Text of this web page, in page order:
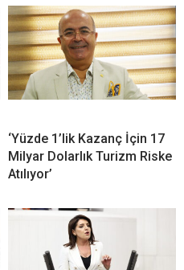
‘Yüzde 1’lik Kazanç İçin 17
Milyar Dolarlık Turizm Riske
Atılıyor’